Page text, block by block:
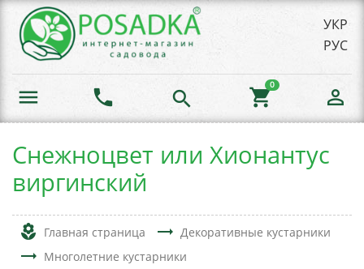
УКР
РУС
menu phone search shopping_cart
0
person_outline
Снежноцвет или Хионантус
виргинский
local_florist Главная страница trending_flat Декоративные кустарники
trending_flat Многолетние кустарники